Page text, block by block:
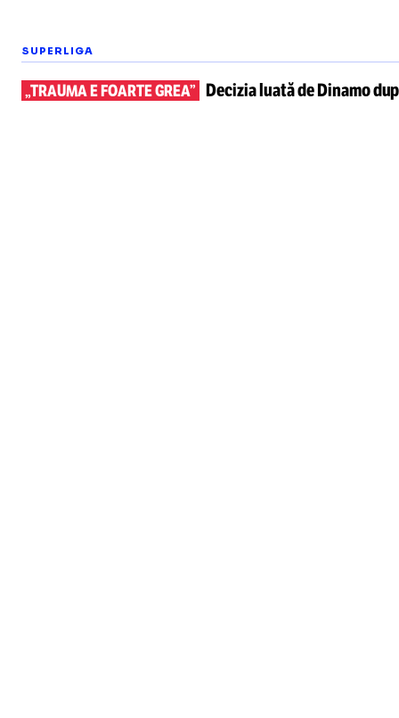
SUPERLIGA
„TRAUMA E FOARTE GREA” Decizia luată de Dinamo